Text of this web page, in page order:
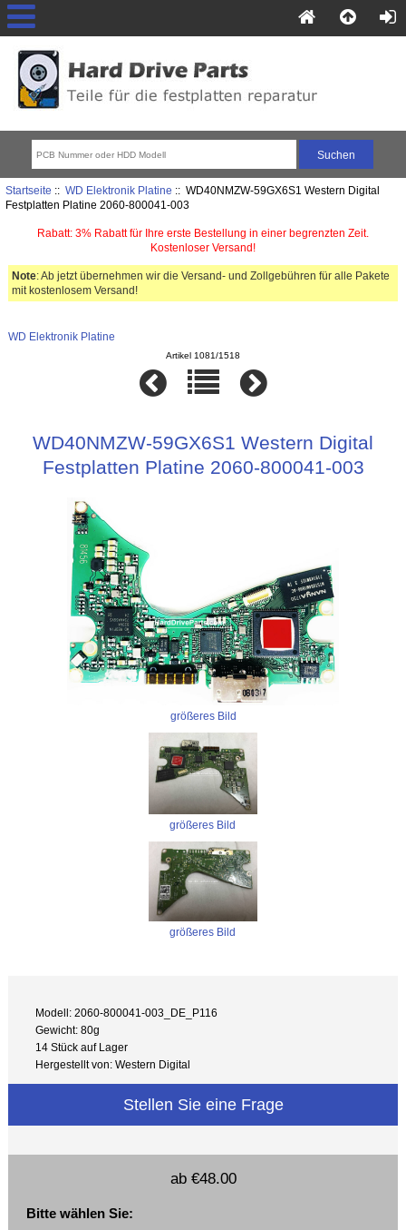
Startseite :: WD Elektronik Platine :: WD40NMZW-59GX6S1 Western Digital
Festplatten Platine 2060-800041-003
Rabatt: 3% Rabatt für Ihre erste Bestellung in einer begrenzten Zeit.
Kostenloser Versand!
Note: Ab jetzt übernehmen wir die Versand- und Zollgebühren für alle Pakete
mit kostenlosem Versand!
WD Elektronik Platine
Artikel 1081/1518
WD40NMZW-59GX6S1 Western Digital
Festplatten Platine 2060-800041-003
größeres Bild
größeres Bild
größeres Bild
Modell: 2060-800041-003_DE_P116
Gewicht: 80g
14 Stück auf Lager
Hergestellt von: Western Digital
Stellen Sie eine Frage
ab €48.00
Bitte wählen Sie: